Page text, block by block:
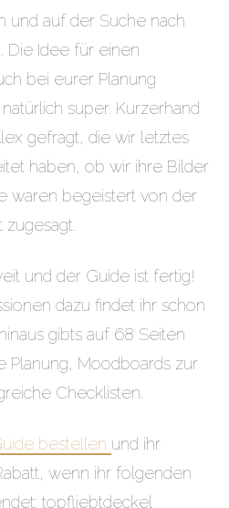
und auf der Suche nach
Die Idee für einen
bei eurer Planung
super. Kurzerhand
gefragt, die wir letztes
haben, ob wir ihre Bilder
waren begeistert von der
und der Guide ist fertig!
dazu findet ihr schon
gibts auf 68 Seiten
Planung, Moodboards zur
Checklisten.
bestellen und ihr
wenn ihr folgenden
topfliebtdeckel